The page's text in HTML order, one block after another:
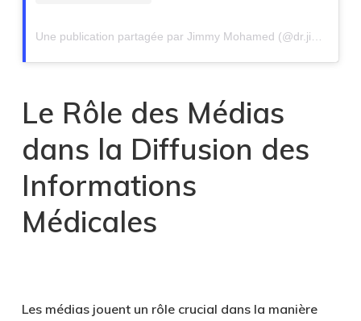
Le Rôle des Médias
dans la Diffusion des
Informations
Médicales
Les médias jouent un rôle crucial dans la manière